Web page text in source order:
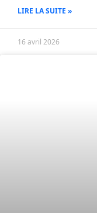
LIRE LA SUITE »
16 avril 2026